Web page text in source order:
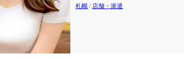
札幌/ 店舗・派遣